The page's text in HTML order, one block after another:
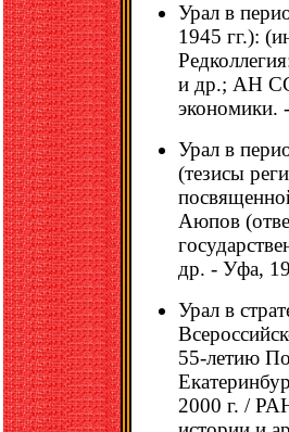
Урал в
1945 гг.):
и др.; АН
экономики.
Урал в
(тезисы
Аюпов
др. - Уфа,
Урал в
55-летию
2000 г. /